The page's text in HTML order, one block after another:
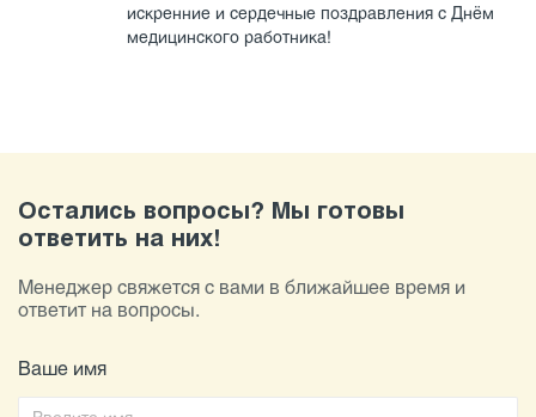
искренние и сердечные поздравления с Днём
медицинского работника!
Остались вопросы? Мы готовы
ответить на них!
Менеджер свяжется с вами в ближайшее время и
ответит на вопросы.
Ваше имя